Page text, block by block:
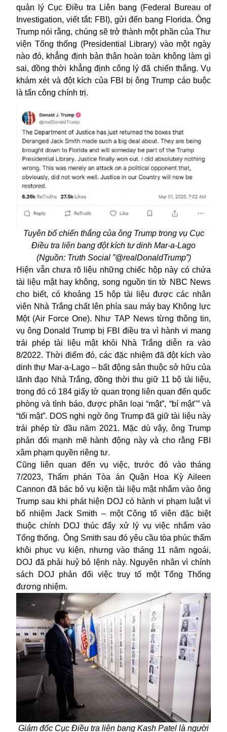
quản lý Cục Điều tra Liên bang (Federal Bureau of
Investigation, viết tắt: FBI), gửi đến bang Florida. Ông
Trump nói rằng, chúng sẽ trở thành một phần của Thư
viện Tổng thống (Presidential Library) vào một ngày
nào đó, khẳng định bản thân hoàn toàn không làm gì
sai, đồng thời khẳng định công lý đã chiến thắng. Vụ
khám xét vàđột kích của FBI bị ông Trump cáo buộc
là tấn công chính trị.
Tuyên bố chiến thắng của ông Trump trong vụ Cục
Điều tra liên bang đột kích tư dinh Mar-a-Lago
(Nguồn: Truth Social ”@realDonaldTrump”)
Hiện vẫn chưa rõ liệu những chiếc hộp này có chứa
tài liệu mật hay không, song nguồn tin tờ NBC News
cho biết, có khoảng 15 hộp tài liệu được các nhân
viên Nhà Trắng chất lên phía sau máy bay Không lực
Một (Air Force One). Như TAP News từng thông tin,
vụ ông Donald Trump bị FBI điều tra vì hành vi mang
trái phép tài liệu mật khỏi Nhà Trắng diễn ra vào
8/2022. Thời điểm đó, các đặc nhiệm đã đột kích vào
dinh thự Mar-a-Lago – bất động sản thuộc sở hữu của
lãnh đạo Nhà Trắng, đồng thời thu giữ 11 bộ tài liệu,
trong đó có 184 giấy tờ quan trọng liên quan đến quốc
phòng và tình báo, được phân loại “mật”, “bí mật"” và
“tối mật”. DOS nghi ngờ ông Trump đã giữ tài liệu này
trái phép từ đầu năm 2021. Mặc dù vậy, ông Trump
phản đối mạnh mẽ hành động này và cho rằng FBI
xâm phạm quyền riêng tư.
Cũng liên quan đến vụ việc, trước đó vào tháng
7/2023, Thẩm phán Tòa án Quận Hoa Kỳ Aileen
Cannon đã bác bỏ vụ kiện tài liệu mật nhắm vào ông
Trump sau khi phát hiện DOJ có hành vi phạm luật vì
bổ nhiệm Jack Smith – một Công tố viên đặc biệt
thuộc chính DOJ thúc đẩy xử lý vụ việc nhắm vào
Tổng thống. Ông Smith sau đó yêu cầu tòa phúc thẩm
khôi phục vụ kiện, nhưng vào tháng 11 năm ngoái,
DOJ đã phải huỷ bỏ lệnh này. Nguyên nhân vì chính
sách DOJ phản đối việc truy tố một Tổng Thống
đương nhiệm.
Giám đốc Cục Điều tra liên bang Kash Patel là người